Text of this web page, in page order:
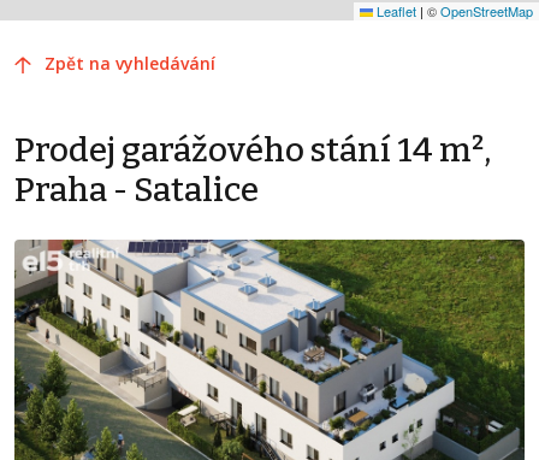
Leaflet | ©OpenStreetMap
Zpět na vyhledávání
Prodej garážového stání 14 m²,
Praha - Satalice